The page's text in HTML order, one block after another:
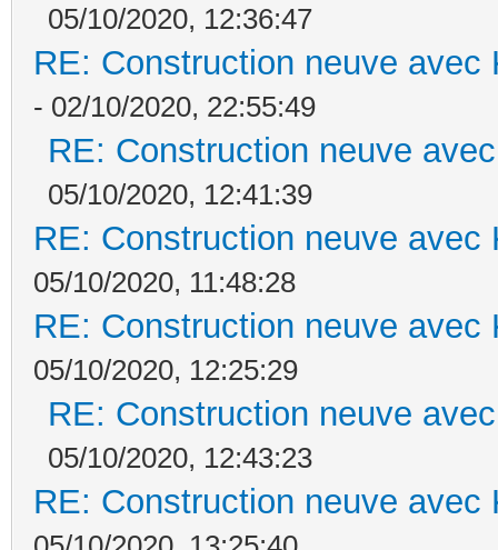
05/10/2020, 12:36:47
RE: Construction neuve avec
- 02/10/2020, 22:55:49
RE: Construction neuve
05/10/2020, 12:41:39
RE: Construction neuve avec
05/10/2020, 11:48:28
RE: Construction neuve avec
05/10/2020, 12:25:29
RE: Construction neuve
05/10/2020, 12:43:23
RE: Construction neuve avec